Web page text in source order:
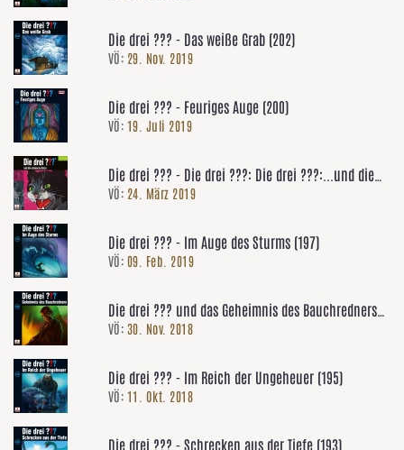
Die drei ??? - Das weiße Grab (202)
VÖ: 29. Nov. 2019
Die drei ??? - Feuriges Auge (200)
VÖ: 19. Juli 2019
Die drei ??? - Die drei ???: Die drei ???:...und die
schwarze Katze (Neufassung)
VÖ: 24. März 2019
Die drei ??? - Im Auge des Sturms (197)
VÖ: 09. Feb. 2019
Die drei ??? und das Geheimnis des Bauchredners
(196)
VÖ: 30. Nov. 2018
Die drei ??? - Im Reich der Ungeheuer (195)
VÖ: 11. Okt. 2018
Die drei ??? - Schrecken aus der Tiefe (193)